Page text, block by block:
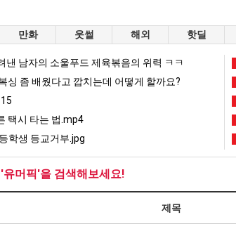
만화 웃썰 해외 핫딜
낸 남자의 소울푸드 제육볶음의 위력 ㅋㅋ
싱 좀 배웠다고 깝치는데 어떻게 할까요?
택시 타는 법.mp4
학생 등교거부.jpg
머픽'을 검색해보세요!
제목